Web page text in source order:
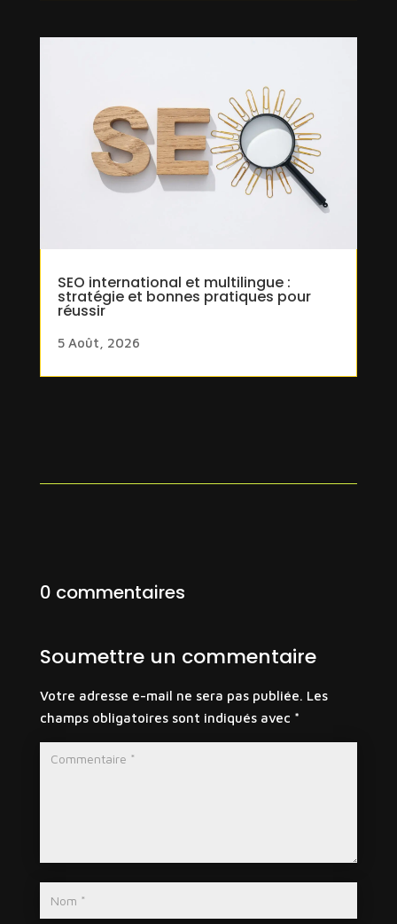
SEO international et multilingue :
stratégie et bonnes pratiques pour
réussir
5 Août, 2026
0 commentaires
Soumettre un commentaire
Votre adresse e-mail ne sera pas publiée. Les
champs obligatoires sont indiqués avec *